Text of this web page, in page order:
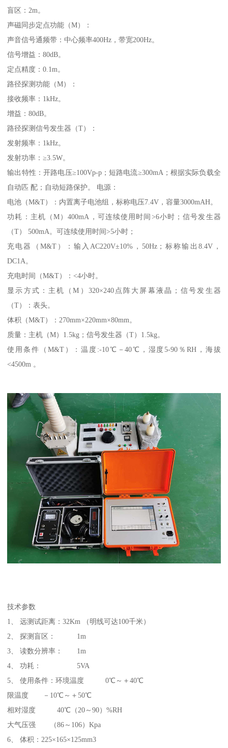
盲区：2m。
声磁同步定点功能（M）：
声音信号通频带：中心频率400Hz，带宽200Hz。
信号增益：80dB。
定点精度：0.1m。
路径探测功能（M）：
接收频率：1kHz。
增益：80dB。
路径探测信号发生器（T）：
发射频率：1kHz。
发射功率：≥3.5W。
输出特性：开路电压≥100Vp-p；短路电流≥300mA；根据实际负载全
自动匹 配；自动短路保护。 电源：
电池（M&T）：内置离子电池组，标称电压7.4V，容量3000mAH。
功耗：主机（M）400mA，可连续使用时间>6小时；信号发生器
（T） 500mA。可连续使用时间>5小时；
充电器（M&T）：输入AC220V±10%，50Hz；标称输出8.4V，
DC1A。
充电时间（M&T）：<4小时。
显示方式：主机（M）320×240点阵大屏幕液晶；信号发生器
（T）：表头。
体积（M&T）：270mm×220mm×80mm。
质量：主机（M）1.5kg；信号发生器（T）1.5kg。
使用条件（M&T）：温度:-10℃－40℃，湿度5-90％RH，海拔
<4500m 。
技术参数
1、 远测试距离：32Km （明线可达100千米）
2、 探测盲区： 1m
3、 读数分辨率： 1m
4、 功耗： 5VA
5、 使用条件：环境温度 0℃～＋40℃
限温度 －10℃～＋50℃
相对湿度 40℃（20～90）%RH
大气压强 （86～106）Kpa
6、 体积：225×165×125mm3